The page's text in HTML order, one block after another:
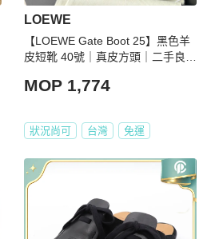
LOEWE
【LOEWE Gate Boot 25】黑色羊
皮短靴 40號｜真皮方頭｜二手良好
MOP 1,774
狀況尚可 台灣 免運